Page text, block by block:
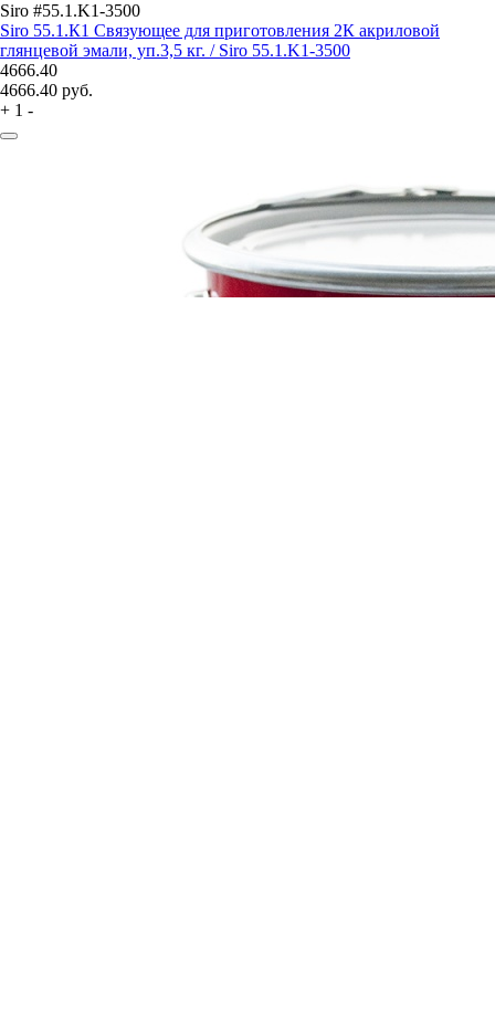
Siro #55.1.K1-3500
Siro 55.1.К1 Связующее для приготовления 2К акриловой
глянцевой эмали, уп.3,5 кг. / Siro 55.1.K1-3500
4666.40
4666.40 руб.
+ 1 -